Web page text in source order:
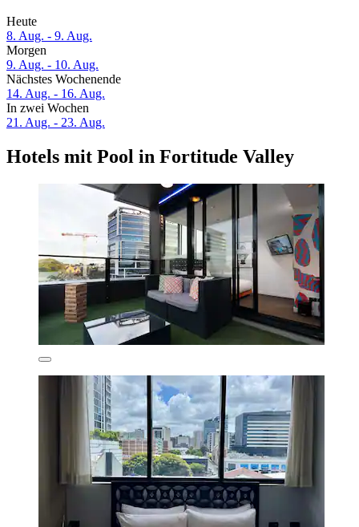
Heute
8. Aug. - 9. Aug.
Morgen
9. Aug. - 10. Aug.
Nächstes Wochenende
14. Aug. - 16. Aug.
In zwei Wochen
21. Aug. - 23. Aug.
Hotels mit Pool in Fortitude Valley